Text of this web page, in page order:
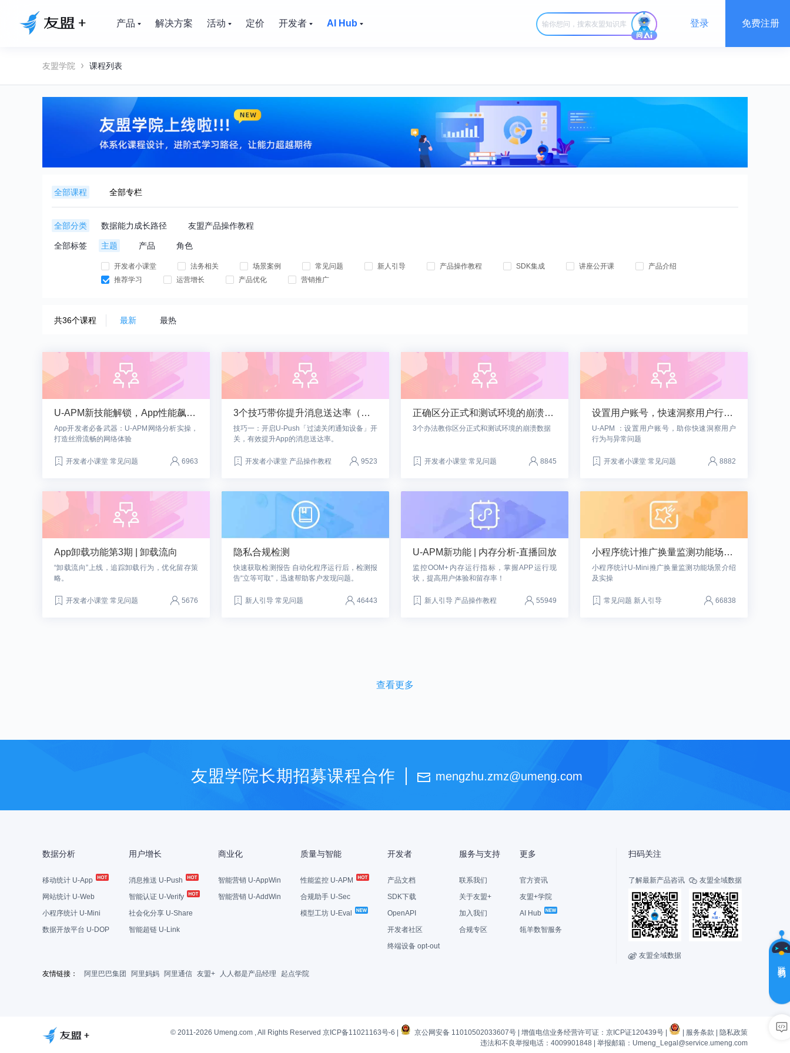
产品 解决方案 活动 定价 开发者 AI Hub 登录 免费注册
友盟学院 课程列表
全部课程 全部专栏
全部分类 数据能力成长路径 友盟产品操作教程
全部标签 主题 产品 角色
开发者小课堂 法务相关 场景案例 常见问题 新人引导 产品操作教程 SDK集成 讲座公开课
产品介绍
推荐学习
运营增长 产品优化 营销推广
共36个课程 最新 最热
U-APM新技能解锁，App性能飙升攻略
App开发者必备武器：U-APM网络分析实操，
打造丝滑流畅的网络体验
开发者小课堂 常见问题 6963
3个技巧带你提升消息送达率（上）
技巧一：开启U-Push「过滤关闭通知设备」开
关，有效提升App的消息送达率。
开发者小课堂 产品操作教程 9523
正确区分正式和测试环境的崩溃数据
3个办法教你区分正式和测试环境的崩溃数据
开发者小课堂 常见问题 8845
设置用户账号，快速洞察用户行为与异常
U-APM ：设置用户账号，助你快速洞察用户
行为与异常问题
开发者小课堂 常见问题 8882
App卸载功能第3期 | 卸载流向
“卸载流向”上线，追踪卸载行为，优化留存策
略。
开发者小课堂 常见问题 5676
隐私合规检测
快速获取检测报告 自动化程序运行后，检测报
告“立等可取”，迅速帮助客户发现问题。
新人引导 常见问题 46443
U-APM新功能 | 内存分析-直播回放
监控OOM+内存运行指标，掌握APP运行现
状，提高用户体验和留存率！
新人引导 产品操作教程 55949
小程序统计推广换量监测功能场景介绍及实操
小程序统计U-Mini推广换量监测功能场景介绍
及实操
常见问题 新人引导 66838
查看更多
友盟学院长期招募课程合作 mengzhu.zmz@umeng.com
扫码关注
了解最新产品咨讯  友盟全域数据
 友盟全域数据
数据分析
移动统计 U-App
网站统计 U-Web
小程序统计 U-Mini
数据开放平台 U-DOP
用户增长
消息推送 U-Push
智能认证 U-Verify
社会化分享 U-Share
智能超链 U-Link
商业化
智能营销 U-AppWin
智能营销 U-AddWin
质量与智能
性能监控 U-APM
合规助手 U-Sec
模型工坊 U-Eval
开发者
产品文档
SDK下载
OpenAPI
开发者社区
终端设备 opt-out
服务与支持
联系我们
关于友盟+
加入我们
合规专区
更多
官方资讯
友盟+学院
AI Hub
瓴羊数智服务
友情链接： 阿里巴巴集团 阿里妈妈 阿里通信 友盟+ 人人都是产品经理 起点学院
© 2011-2026 Umeng.com , All Rights Reserved 京ICP备11021163号-6 | 京公网安备 11010502033607号 | 增值电信业务经营许可证：京ICP证120439号 | | 服务条款 | 隐私政策
违法和不良举报电话：4009901848 | 举报邮箱：Umeng_Legal@service.umeng.com
智
您
的
户